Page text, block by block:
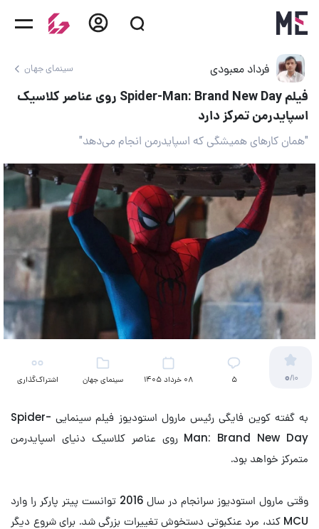
فرداد معبودی سینمای جهان
فیلم Spider-Man: Brand New Day روی عناصر کلاسیک
اسپایدرمن تمرکز دارد
"همان کارهای همیشگی که اسپایدرمن انجام می‌دهد"
0/10
5 08 خرداد 1405 سینمای جهان اشتراک‌گذاری
به گفته کوین فایگی رئیس مارول استودیوز فیلم سینمایی Spider-
Man: Brand New Day روی عناصر کلاسیک دنیای اسپایدرمن
متمرکز خواهد بود.
وقتی مارول استودیوز سرانجام در سال 2016 توانست پیتر پارکر را وارد
MCU کند، مرد عنکبوتی دستخوش تغییرات بزرگی شد. برای شروع دیگر